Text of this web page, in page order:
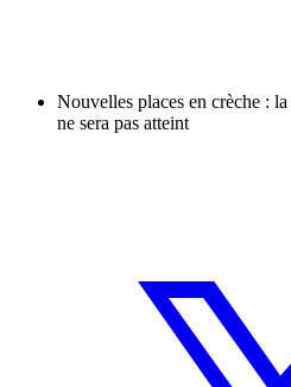
Nouvelles places en crèche :
ne sera pas atteint